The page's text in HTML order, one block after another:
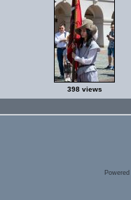
398 views